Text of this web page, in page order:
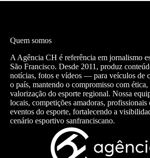
Quem somos
A Agência CH é referência em jornalismo
São Francisco. Desde 2011, produz
notícias, fotos e vídeos — para veículos de
o país, mantendo o compromisso com ética,
valorização do esporte regional. Nossa
locais, competições amadoras, profissionais
eventos do esporte, fortalecendo a
cenário esportivo sanfranciscano.